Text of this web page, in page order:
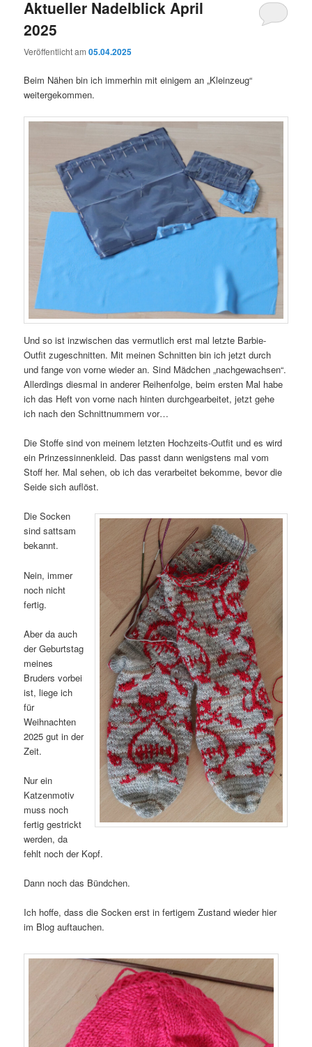
Aktueller Nadelblick April
2025
Veröffentlicht am05.04.2025
Beim Nähen bin ich immerhin mit einigem an „Kleinzeug“
weitergekommen.
Und so ist inzwischen das vermutlich erst mal letzte Barbie-
Outfit zugeschnitten. Mit meinen Schnitten bin ich jetzt durch
und fange von vorne wieder an. Sind Mädchen „nachgewachsen“.
Allerdings diesmal in anderer Reihenfolge, beim ersten Mal habe
ich das Heft von vorne nach hinten durchgearbeitet, jetzt gehe
ich nach den Schnittnummern vor…
Die Stoffe sind von meinem letzten Hochzeits-Outfit und es wird
ein Prinzessinnenkleid. Das passt dann wenigstens mal vom
Stoff her. Mal sehen, ob ich das verarbeitet bekomme, bevor die
Seide sich auflöst.
Die Socken
sind sattsam
bekannt.
Nein, immer
noch nicht
fertig.
Aber da auch
der Geburtstag
meines
Bruders vorbei
ist, liege ich
für
Weihnachten
2025 gut in der
Zeit.
Nur ein
Katzenmotiv
muss noch
fertig gestrickt
werden, da
fehlt noch der Kopf.
Dann noch das Bündchen.
Ich hoffe, dass die Socken erst in fertigem Zustand wieder hier
im Blog auftauchen.